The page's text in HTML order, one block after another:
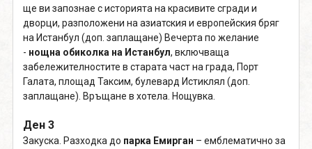
ще ви запознае с историята на красивите сгради и
дворци, разположени на азиатския и европейския бряг
на Истанбул (доп. заплащане) Вечерта по желание
- нощна обиколка на Истанбул, включваща
забележителностите в старата част на града, Порт
Галата, площад Таксим, булевард Истиклял (доп.
заплащане). Връщане в хотела. Нощувка.
Ден 3
Закуска. Разходка до парка Емирган – емблематично за